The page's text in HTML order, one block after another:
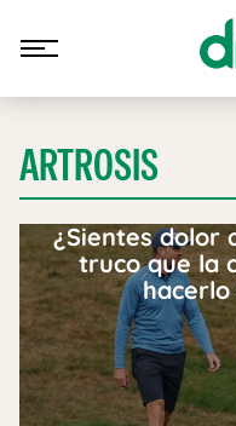
ARTROSIS
¿Sientes dolor
truco que la
hacerlo